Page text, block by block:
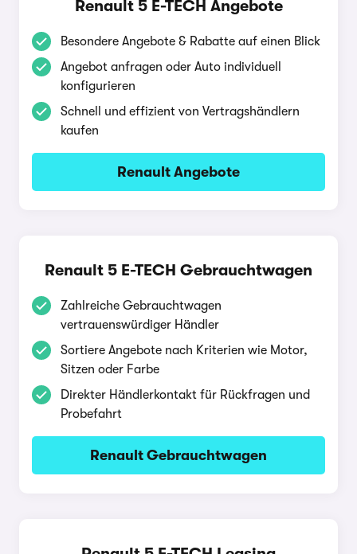
Renault 5 E-TECH Angebote
Besondere Angebote & Rabatte auf einen Blick
Angebot anfragen oder Auto individuell
konfigurieren
Schnell und effizient von Vertragshändlern
kaufen
Renault Angebote
Renault 5 E-TECH Gebrauchtwagen
Zahlreiche Gebrauchtwagen
vertrauenswürdiger Händler
Sortiere Angebote nach Kriterien wie Motor,
Sitzen oder Farbe
Direkter Händlerkontakt für Rückfragen und
Probefahrt
Renault Gebrauchtwagen